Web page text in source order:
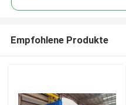
Empfohlene Produkte